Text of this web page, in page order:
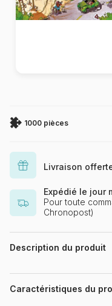
1000 pièces
Livraison
Expédié le jour
Pour toute
Chronopost)
Description du produit
Jean-Jacques Loup
Puzzle 1000 pièces.
la série Wanted et de
Caractéristiques du